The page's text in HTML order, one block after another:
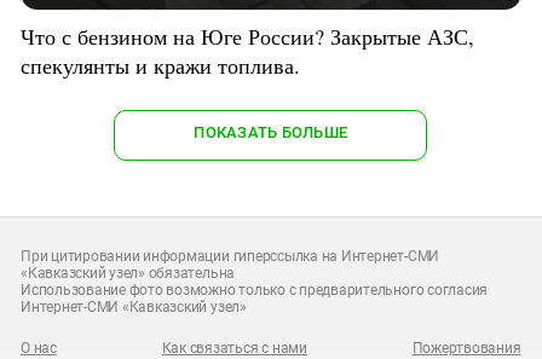
Что с бензином на Юге России? Закрытые АЗС,
спекулянты и кражи топлива.
ПОКАЗАТЬ БОЛЬШЕ
При цитировании информации гиперссылка на Интернет-СМИ
«Кавказский узел» обязательна
Использование фото возможно только с предварительного согласия
Интернет-СМИ «Кавказский узел»
О нас Как связаться с нами Пожертвования